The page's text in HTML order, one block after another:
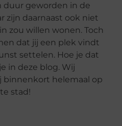
duur geworden in de
zijn daarnaast ook niet
zou willen wonen. Toch
dat jij een plek vindt
settelen. Hoe je dat
in deze blog. Wij
binnenkort helemaal op
stad!